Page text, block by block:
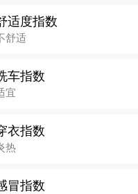
适度指数
舒适
车指数
宜
衣指数
热
冒指数